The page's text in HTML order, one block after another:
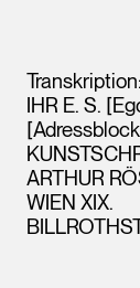
Leopold
Wien
Transkription:
IHR E. S.
ARTHUR
WIEN XIX.